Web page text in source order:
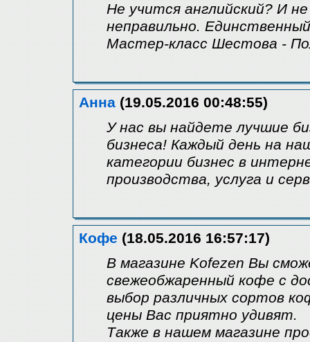
Не учится английский? И
неправильно.
Мастер-класс Шестова -
Анна (19.05.2016 00:48:55)
У нас вы найдете лучшие
бизнеса! Каждый день на
категории бизнес в
производства, услуга и
Кофе (18.05.2016 16:57:17)
В магазине Kofezen Вы
свежеобжаренный кофе с
выбор различных сортов
цены Вас приятно удивят.
Также в нашем магазине